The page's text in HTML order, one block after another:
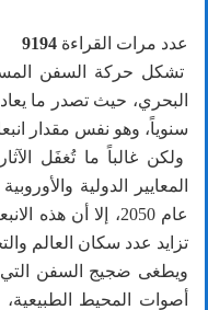
عدد مرات القراءة 9194
تشكل حركة السفن
البحري، حيث تصدر ما
سنوياً، وهو نفس مقدار
ولكن غالباً ما تُغفَل
المعايير الدولية
عام 2050، إلا أن
تزايد عدد سكان العالم
ويطغى ضجيج السفن
أصوات المحيط الطبيعية،